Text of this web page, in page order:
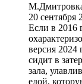
20 сентября
Если в 2016
версия 2024
сидит в
зала,
едой,